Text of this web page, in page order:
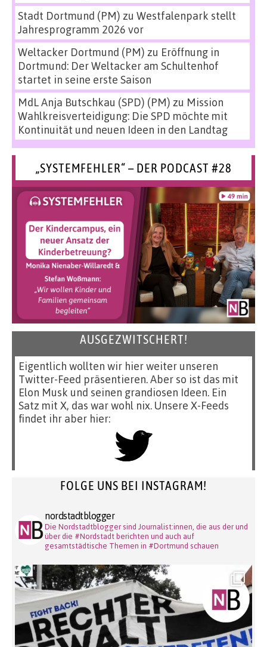
Stadt Dortmund (PM) zu Westfalenpark stellt
Jahresprogramm 2026 vor
Weltacker Dortmund (PM) zu Eröffnung in
Dortmund: Der Weltacker am Schultenhof
startet in seine erste Saison
MdL Anja Butschkau (SPD) (PM) zu Mission
Wahlkreisverteidigung: Die SPD möchte mit
Kontinuität und neuen Ideen in den Landtag
„SYSTEMFEHLER“ – DER PODCAST #28
AUSGEZWITSCHERT!
Eigentlich wollten wir hier weiter unseren
Twitter-Feed präsentieren. Aber so ist das mit
Elon Musk und seinen grandiosen Ideen. Ein
Satz mit X, das war wohl nix. Unsere X-Feeds
findet ihr aber hier:
FOLGE UNS BEI INSTAGRAM!
nordstadtblogger
Die Nordstadtblogger sind Journalist:innen, die aus der und
über die #Nordstadt berichten und auch auf
gesamtstädtische Themen in #Dortmund schauen